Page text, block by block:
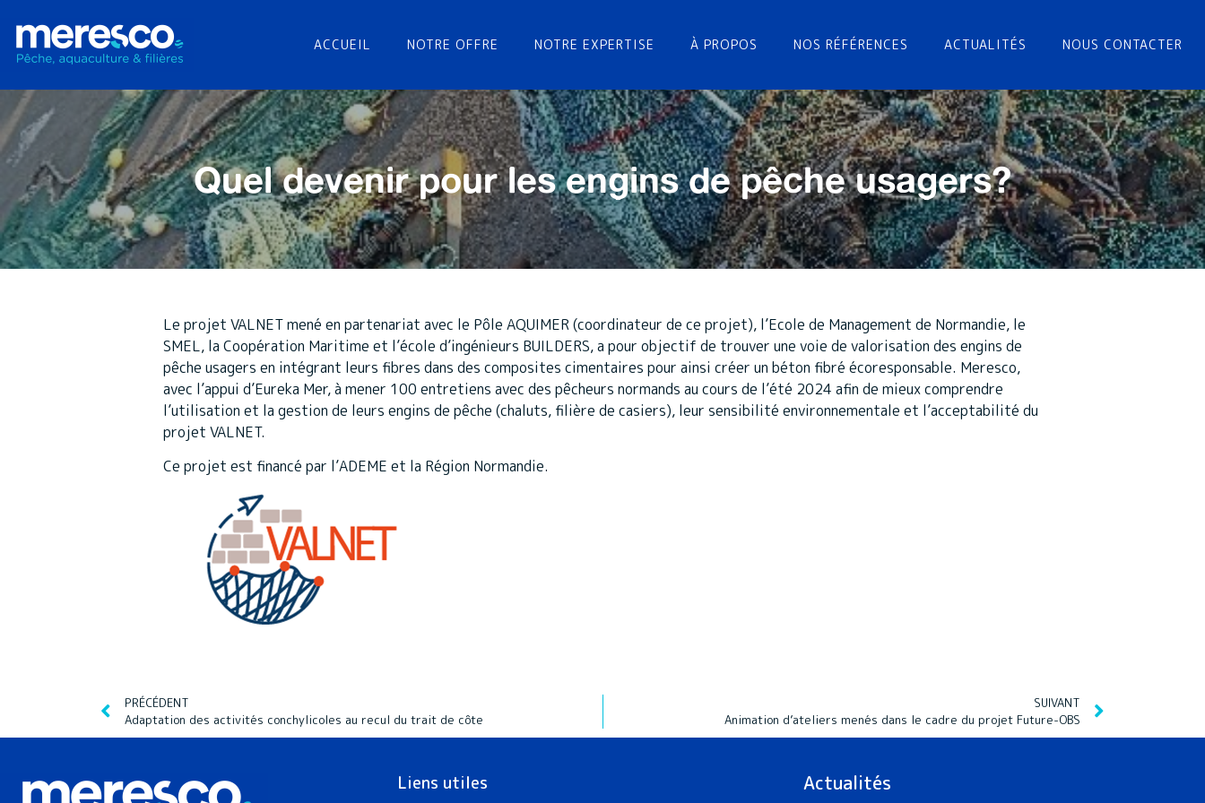
ACCUEIL NOTRE OFFRE NOTRE EXPERTISE À PROPOS NOS RÉFÉRENCES ACTUALITÉS NOUS CONTACTER
Quel devenir pour les engins de pêche usagers?
Le projet VALNET mené en partenariat avec le Pôle AQUIMER (coordinateur de ce projet), l’Ecole de Management de Normandie, le
SMEL, la Coopération Maritime et l’école d’ingénieurs BUILDERS, a pour objectif de trouver une voie de valorisation des engins de
pêche usagers en intégrant leurs fibres dans des composites cimentaires pour ainsi créer un béton fibré écoresponsable. Meresco,
avec l’appui d’Eureka Mer, à mener 100 entretiens avec des pêcheurs normands au cours de l’été 2024 afin de mieux comprendre
l’utilisation et la gestion de leurs engins de pêche (chaluts, filière de casiers), leur sensibilité environnementale et l’acceptabilité du
projet VALNET.
Ce projet est financé par l’ADEME et la Région Normandie.
PRÉCÉDENT
Adaptation des activités conchylicoles au recul du trait de côte
SUIVANT
Animation d’ateliers menés dans le cadre du projet Future-OBS
Liens utiles Actualités